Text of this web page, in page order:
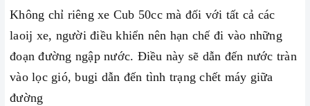
Không chỉ riêng xe Cub 50cc mà đối với tất cả các
laoij xe, người điều khiển nên hạn chế đi vào những
đoạn đường ngập nước. Điều này sẽ dẫn đến nước tràn
vào lọc gió, bugi dẫn đến tình trạng chết máy giữa
đường